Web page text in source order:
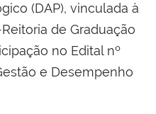
(DAP), vinculada à
de Graduação
no Edital nº
e Desempenho